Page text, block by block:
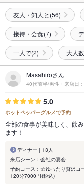
友人・知人と(56)
接待・会食(7)
一人で(2) 大人
Masahiroさん
40代前半/男性・来店日
5.0
ホットペッパーグルメで予約
全部の食事が美味しく、飲
ます！
ディナー | 13人
来店シーン：会社の宴会
予約コース：☆ゆったり贅沢コ
120分7000円(税込)